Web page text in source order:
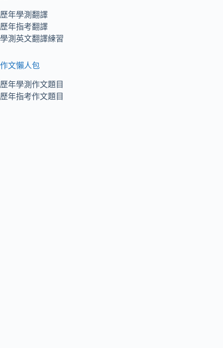
歷年學測翻譯
歷年指考翻譯
學測英文翻譯練習
作文懶人包
歷年學測作文題目
歷年指考作文題目